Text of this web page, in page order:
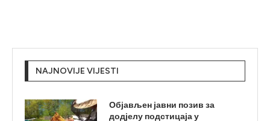
NAJNOVIJE VIJESTI
Објављен јавни позив за
додјелу подстицаја у